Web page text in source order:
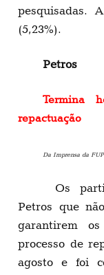
pesquisadas.
(5,23%).
Petros
Termina
repactuação
Da Imprensa da FUP
Os
Petros que
garantirem
processo de
agosto e foi